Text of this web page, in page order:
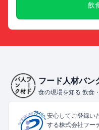
飲
フード人材バン
食の現場を知る 飲食
安心してご登録い
する株式会社フー